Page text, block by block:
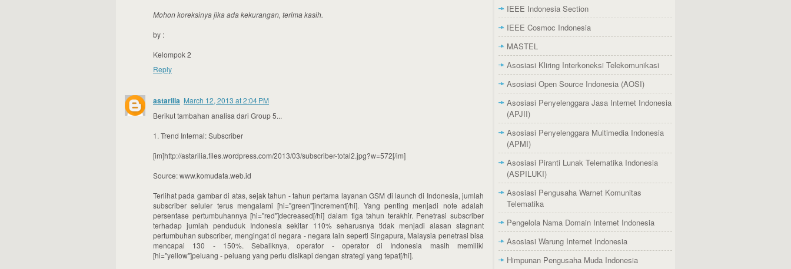
Mohon koreksinya jika ada kekurangan, terima kasih.
by :
Kelompok 2
Reply
astarilia March 12, 2013 at 2:04 PM
Berikut tambahan analisa dari Group 5...
1. Trend Internal: Subscriber
[im]http://astarilia.files.wordpress.com/2013/03/subscriber-total2.jpg?w=572[/im]
Source: www.komudata.web.id
Terlihat pada gambar di atas, sejak tahun - tahun pertama layanan GSM di launch di Indonesia, jumlah
subscriber seluler terus mengalami [hi="green"]increment[/hi]. Yang penting menjadi note adalah
persentase pertumbuhannya [hi="red"]decreased[/hi] dalam tiga tahun terakhir. Penetrasi subscriber
terhadap jumlah penduduk Indonesia sekitar 110% seharusnya tidak menjadi alasan stagnant
pertumbuhan subscriber, mengingat di negara - negara lain seperti Singapura, Malaysia penetrasi bisa
mencapai 130 - 150%. Sebaliknya, operator - operator di Indonesia masih memiliki
[hi="yellow"]peluang - peluang yang perlu disikapi dengan strategi yang tepat[/hi].
IEEE Indonesia Section
IEEE Cosmoc Indonesia
MASTEL
Asosiasi Kliring Interkoneksi Telekomunikasi
Asosiasi Open Source Indonesia (AOSI)
Asosiasi Penyelenggara Jasa Internet Indonesia
(APJII)
Asosiasi Penyelenggara Multimedia Indonesia
(APMI)
Asosiasi Piranti Lunak Telematika Indonesia
(ASPILUKI)
Asosiasi Pengusaha Warnet Komunitas
Telematika
Pengelola Nama Domain Internet Indonesia
Asosiasi Warung Internet Indonesia
Himpunan Pengusaha Muda Indonesia